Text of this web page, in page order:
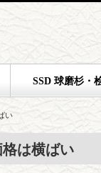
SSD 球磨杉・
い
は横ばい